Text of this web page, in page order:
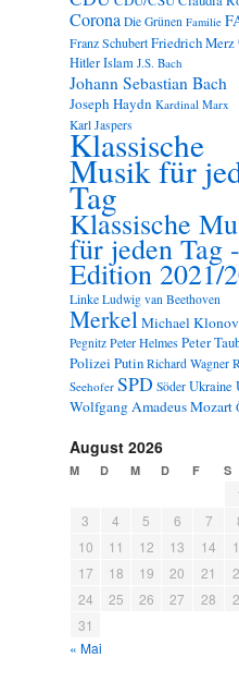
Corona Die Grünen Familie
Franz SchubertFriedrich Merz
HitlerIslam J.S. Bach
Johann Sebastian Bach
Joseph Haydn Kardinal Marx
Karl Jaspers
Klassische
Musik für
Tag
Klassische
für jeden Tag -
Edition 2021/
Linke Ludwig van Beethoven
MerkelMichael
Pegnitz Peter HelmesPeter
PolizeiPutin Richard Wagner
Seehofer SPD Söder Ukraine
Wolfgang Amadeus Mozart
August 2026
M D M D F S
3
4 5 6 7
10
11 12 13 14
17
18 19 20 21
24
25 26 27 28
31
« Mai